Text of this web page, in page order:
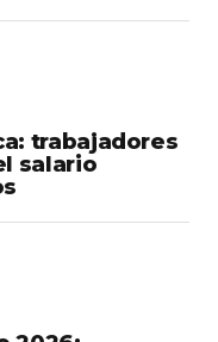
trabajadores
salario